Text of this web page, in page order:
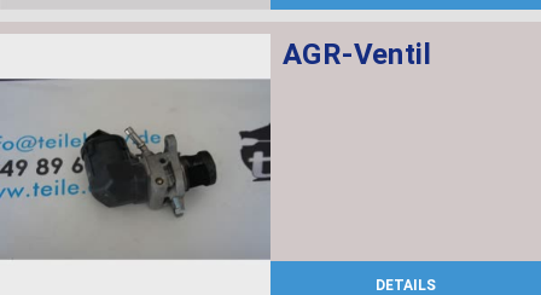
AGR-Ventil
DETAILS